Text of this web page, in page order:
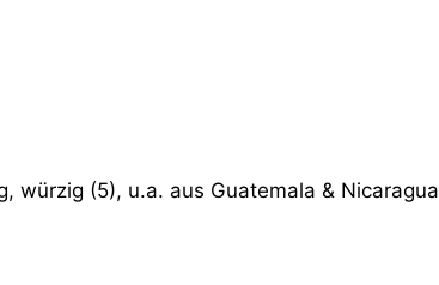
würzig (5), u.a. aus Guatemala & Nicaragua